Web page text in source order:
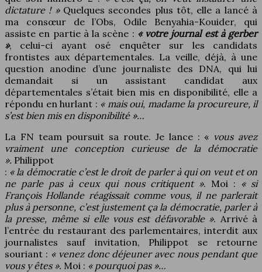
dictature ! »Quelques secondes plus tôt, elle a lancé à
ma consœur de l’Obs, Odile Benyahia-Kouider, qui
assiste en partie à la scène : « votre journal est à gerber
», celui-ci ayant osé enquêter sur les candidats
frontistes aux départementales. La veille, déjà, à une
question anodine d’une journaliste des DNA, qui lui
demandait si un assistant candidat aux
départementales s’était bien mis en disponibilité, elle a
répondu en hurlant : « mais oui, madame la procureure, il
s’est bien mis en disponibilité »…
La FN team poursuit sa route. Je lance : « vous avez
vraiment une conception curieuse de la démocratie
». Philippot
: « la démocratie c’est le droit de parler à qui on veut et on
ne parle pas à ceux qui nous critiquent ». Moi : « si
François Hollande réagissait comme vous, il ne parlerait
plus à personne, c’est justement ça la démocratie, parler à
la presse, même si elle vous est défavorable ». Arrivé à
l’entrée du restaurant des parlementaires, interdit aux
journalistes sauf invitation, Philippot se retourne
souriant : « venez donc déjeuner avec nous pendant que
vous y êtes ». Moi : « pourquoi pas »…